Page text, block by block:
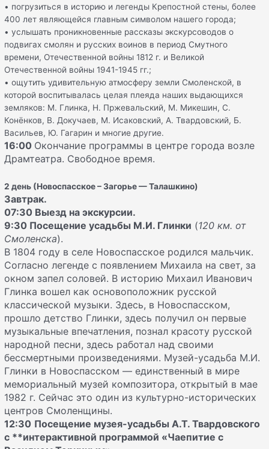
• погрузиться в историю и легенды Крепостной стены, более
400 лет являющейся главным символом нашего города;
• услышать проникновенные рассказы экскурсоводов о
подвигах смолян и русских воинов в период Смутного
времени, Отечественной войны 1812 г. и Великой
Отечественной войны 1941-1945 гг.;
• ощутить удивительную атмосферу земли Смоленской, в
которой воспитывалась целая плеяда наших выдающихся
земляков: М. Глинка, Н. Пржевальский, М. Микешин, С.
Конёнков, В. Докучаев, М. Исаковский, А. Твардовский, Б.
Васильев, Ю. Гагарин и многие другие.
16:00 Окончание программы в центре города возле
Драмтеатра. Свободное время.
2 день (Новоспасское – Загорье — Талашкино)
Завтрак.
07:30 Выезд на экскурсии.
9:30 Посещение усадьбы М.И. Глинки (120 км. от
Смоленска).
В 1804 году в селе Новоспасское родился мальчик.
Согласно легенде с появлением Михаила на свет, за
окном запел соловей. В историю Михаил Иванович
Глинка вошел как основоположник русской
классической музыки. Здесь, в Новоспасском,
прошло детство Глинки, здесь получил он первые
музыкальные впечатления, познал красоту русской
народной песни, здесь работал над своими
бессмертными произведениями. Музей-усадьба М.И.
Глинки в Новоспасском — единственный в мире
мемориальный музей композитора, открытый в мае
1982 г. Сейчас это один из культурно-исторических
центров Смоленщины.
12:30 Посещение музея-усадьбы А.Т. Твардовского
с **интерактивной программой «Чаепитие с